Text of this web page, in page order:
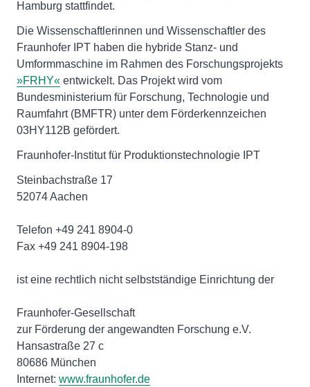
Hamburg stattfindet.
Die Wissenschaftlerinnen und Wissenschaftler des
Fraunhofer IPT haben die hybride Stanz- und
Umformmaschine im Rahmen des Forschungsprojekts
»FRHY« entwickelt. Das Projekt wird vom
Bundesministerium für Forschung, Technologie und
Raumfahrt (BMFTR) unter dem Förderkennzeichen
03HY112B gefördert.
Fraunhofer-Institut für Produktionstechnologie IPT
Steinbachstraße 17
52074 Aachen
Telefon +49 241 8904-0
Fax +49 241 8904-198
ist eine rechtlich nicht selbstständige Einrichtung der
Fraunhofer-Gesellschaft
zur Förderung der angewandten Forschung e.V.
Hansastraße 27 c
80686 München
Internet: www.fraunhofer.de